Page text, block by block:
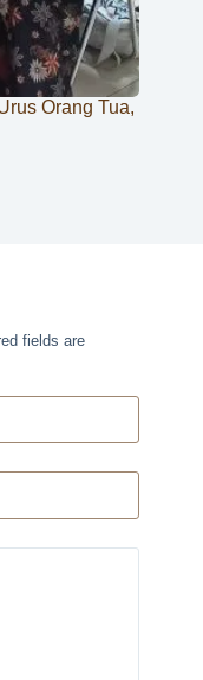
Orang Tua,
fields are